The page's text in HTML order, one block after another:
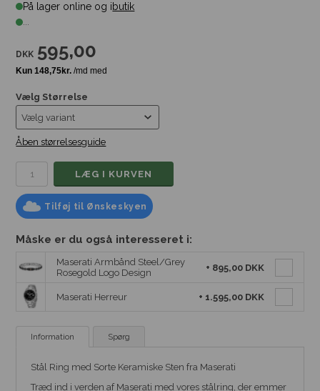
På lager online og ibutik
...
DKK 595,00
Vælg Størrelse
Åben størrelsesguide
Tilføj til Ønskeskyen
Måske er du også interesseret i:
Maserati Armbånd Steel/Grey
Rosegold Logo Design
+ 895,00 DKK
Maserati Herreur + 1.595,00 DKK
Information Spørg
Stål Ring med Sorte Keramiske Sten fra Maserati
Træd ind i verden af Maserati med vores stålring, der emmer